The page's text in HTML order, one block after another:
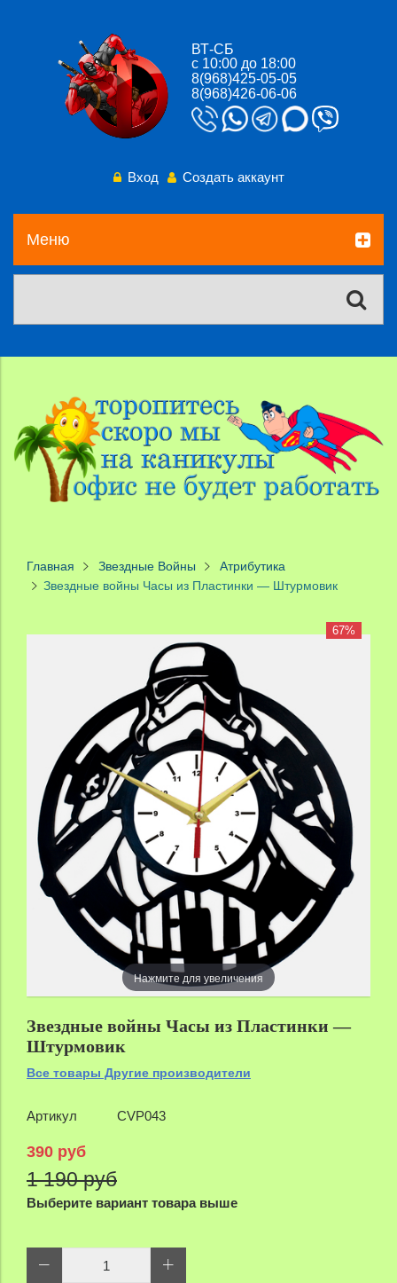
ВТ-СБ
с 10:00 до 18:00
8(968)425-05-05
8(968)426-06-06
Вход Создать аккаунт
Меню
Главная Звездные Войны
Атрибутика
Звездные войны Часы из Пластинки — Штурмовик
67%
Нажмите для увеличения
Звездные войны Часы из Пластинки —
Штурмовик
Все товары Другие производители
Артикул CVP043
390 руб
1 190 руб
Выберите вариант товара выше